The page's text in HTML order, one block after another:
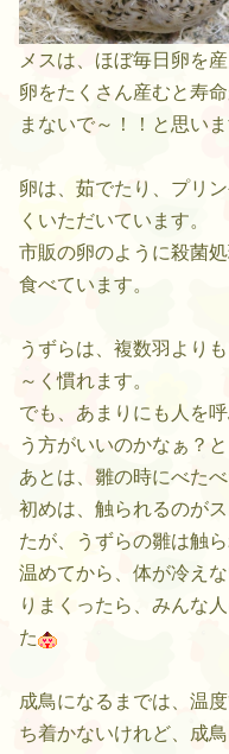
メスは、ほぼ毎日卵を産
卵をたくさん産むと寿
まないで～！！と思いま
卵は、茹でたり、プリ
くいただいています。
市販の卵のように殺菌
食べています。
うずらは、複数羽より
～く慣れます。
でも、あまりにも人を
う方がいいのかなぁ？と
あとは、雛の時にべた
初めは、触られるのが
たが、うずらの雛は触
温めてから、体が冷え
りまくったら、みんな
た
成鳥になるまでは、温
ち着かないけれど、成